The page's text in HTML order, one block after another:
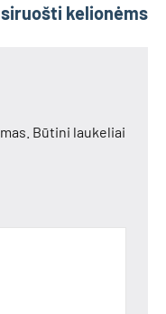
kelionėms
Būtini laukeliai